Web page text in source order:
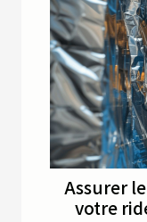
Assurer
votre